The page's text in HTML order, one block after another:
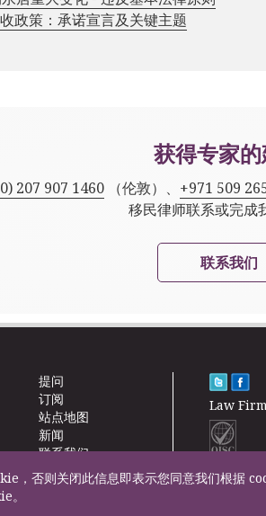
政策：承诺宣言及关键主题
获得专家
207 907 1460（伦敦）、 +971 509
移民律师联系或完成
联系我们
提问
订阅
站点地图
新闻
联系我们
Law
F200500002
，否则关闭此信息即表示您同意我们根据
。